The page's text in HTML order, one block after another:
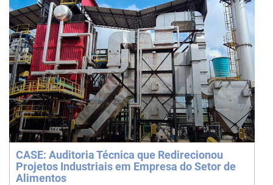
CASE: Auditoria Técnica que Redirecionou
Projetos Industriais em Empresa do Setor de
Alimentos